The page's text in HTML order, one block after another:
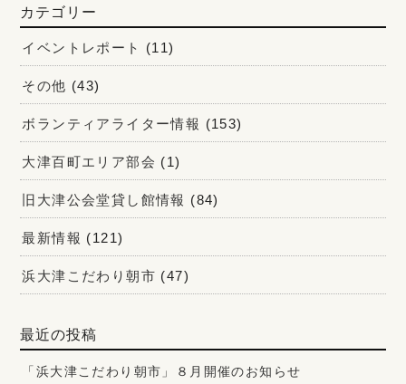
カテゴリー
イベントレポート (11)
その他 (43)
ボランティアライター情報 (153)
大津百町エリア部会 (1)
旧大津公会堂貸し館情報 (84)
最新情報 (121)
浜大津こだわり朝市 (47)
最近の投稿
「浜大津こだわり朝市」８月開催のお知らせ